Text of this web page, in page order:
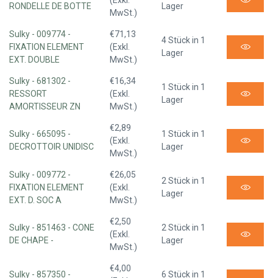
RONDELLE DE BOTTE
MwSt.)
Lager
Sulky - 009774 -
FIXATION ELEMENT
EXT. DOUBLE
€71,13
(Exkl.
MwSt.)
4 Stück in 1
Lager
Sulky - 681302 -
RESSORT
AMORTISSEUR ZN
€16,34
(Exkl.
MwSt.)
1 Stück in 1
Lager
Sulky - 665095 -
DECROTTOIR UNIDISC
€2,89
(Exkl.
MwSt.)
1 Stück in 1
Lager
Sulky - 009772 -
FIXATION ELEMENT
EXT. D. SOC A
€26,05
(Exkl.
MwSt.)
2 Stück in 1
Lager
Sulky - 851463 - CONE
DE CHAPE -
€2,50
(Exkl.
MwSt.)
2 Stück in 1
Lager
Sulky - 857350 -
€4,00
6 Stück in 1